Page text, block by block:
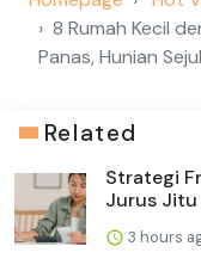
8 Rumah Kecil
Panas, Hunian
Related
Strategi
Jurus Jitu
3 hours